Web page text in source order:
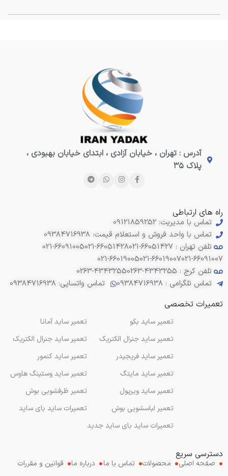
آدرس : تهران ، خیابان آزادی ، ابتدای خیابان بهبودی ،
پلاک ۳۵
راه های ارتباطی
تماس با مدیریت: 09121859252
تماس با واحد فروش و استعلام قیمت: 09384716938
تلفن تهران : 66051427-021
021-66051428
021-66091005
021-66091007
021-66019007
021-66019005
تلفن کرج : 4343255-0263
0263-4343255
تماس تلگرامی : 09384716938
تماس واتساپی: 09384716938
تعمیرات تخصصی
تعمیر ساید آمانا
تعمیر ساید جنرال الکتریک
تعمیر ساید کنمور
تعمیر ساید وستینگ هاوس
تعمیر ظرفشویی بوش
تعمیرات ساید بای ساید
تعمیر ساید بکو
تعمیر ساید جنرال الکتریک
تعمیر ساید فریجیدر
تعمیر ساید مایتگ
تعمیر ساید ویرپول
تعمیر لباسشویی بوش
تعمیرات ساید بای ساید جدید
دسترسی سریع
صفحه اصلی محصولات تماس با ما درباره ما قوانین و مقررات